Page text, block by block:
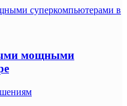
суперкомпьютерами в
мощными